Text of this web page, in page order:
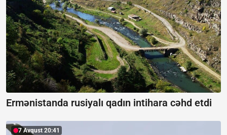
Ermənistanda rusiyalı qadın intihara cəhd etdi
7 Avqust 20:41